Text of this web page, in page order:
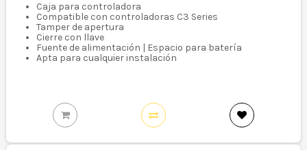
Caja para controladora
Compatible con controladoras C3 Series
Tamper de apertura
Cierre con llave
Fuente de alimentación | Espacio para batería
Apta para cualquier instalación